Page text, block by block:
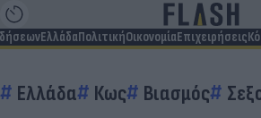
ΕλλάδαΠολιτικήΟικονομίαΕπιχειρήσεις
Ελλάδα Κως Βιασμός